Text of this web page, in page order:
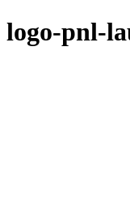
logo-pnl-